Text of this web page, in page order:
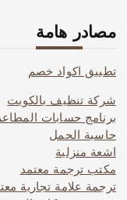
مصادر هامة
تطبيق اكواد خصم
شركة تنظيف بالكويت
برنامج حسابات
حاسبة الحمل
اشعة منزلية
مكتب ترجمة معتمد
ترجمة علامة تجارية